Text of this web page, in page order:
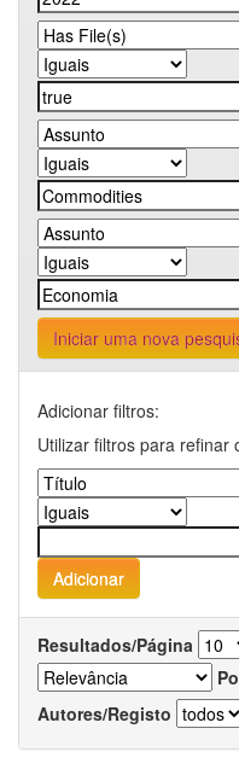
Iniciar uma nova
Adicionar filtros:
Utilizar filtros para refinar
Resultados/Página
Autores/Registo